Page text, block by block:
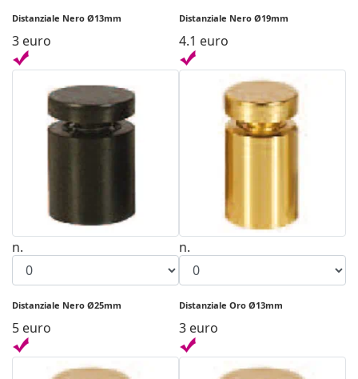
Distanziale Nero Ø13mm
3 euro
Distanziale Nero Ø19mm
4.1 euro
n.
Distanziale Nero Ø25mm
5 euro
n.
Distanziale Oro Ø13mm
3 euro